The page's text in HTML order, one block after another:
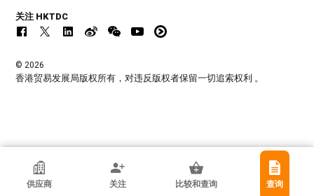
香港贸发局参展商
加美敦有限公司
供应商 关注 比较和查询 查询
关注 HKTDC
© 2026
香港贸易发展局版权所有，对违反版权者保留一切追索权利 。